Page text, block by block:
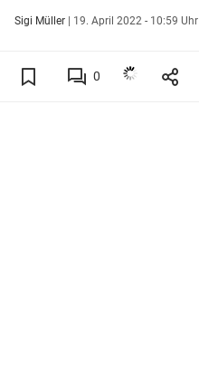
Sigi Müller | 19. April 2022 - 10:59 Uhr
0